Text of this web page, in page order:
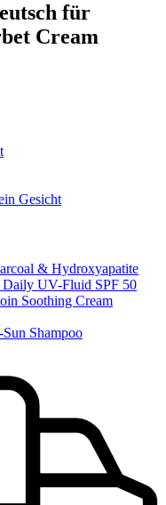
für
Cream
Gesicht
& Hydroxyapatite
UV-Fluid SPF 50
Soothing Cream
Shampoo